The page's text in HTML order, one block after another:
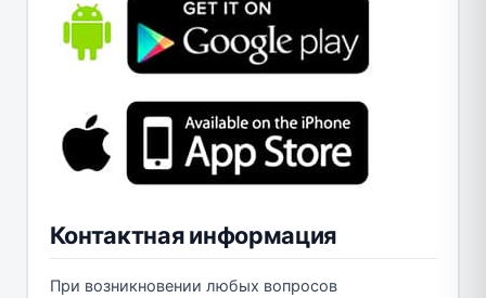
Контактная информация
При возникновении любых вопросов